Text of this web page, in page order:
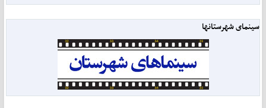
سینمای شهرستانها